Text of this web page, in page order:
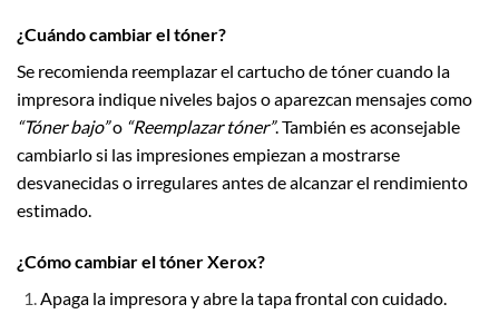
¿Cuándo cambiar el tóner?
Se recomienda reemplazar el cartucho de tóner cuando la
impresora indique niveles bajos o aparezcan mensajes como
“Tóner bajo”o “Reemplazar tóner”. También es aconsejable
cambiarlo si las impresiones empiezan a mostrarse
desvanecidas o irregulares antes de alcanzar el rendimiento
estimado.
¿Cómo cambiar el tóner Xerox?
Apaga la impresora y abre la tapa frontal con cuidado.